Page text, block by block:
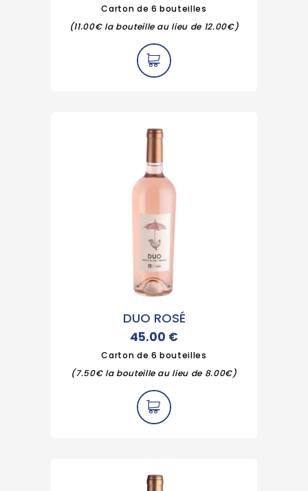
Carton de 6 bouteilles
(11.00€ la bouteille au lieu de 12.00€)
DUO ROSÉ
45.00 €
Carton de 6 bouteilles
(7.50€ la bouteille au lieu de 8.00€)